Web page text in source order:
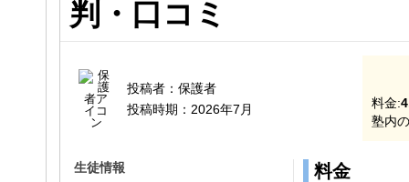
判・口コミ
投稿者： 保護者
投稿時期： 2026年7月 料金:
塾内
生徒情報 料金